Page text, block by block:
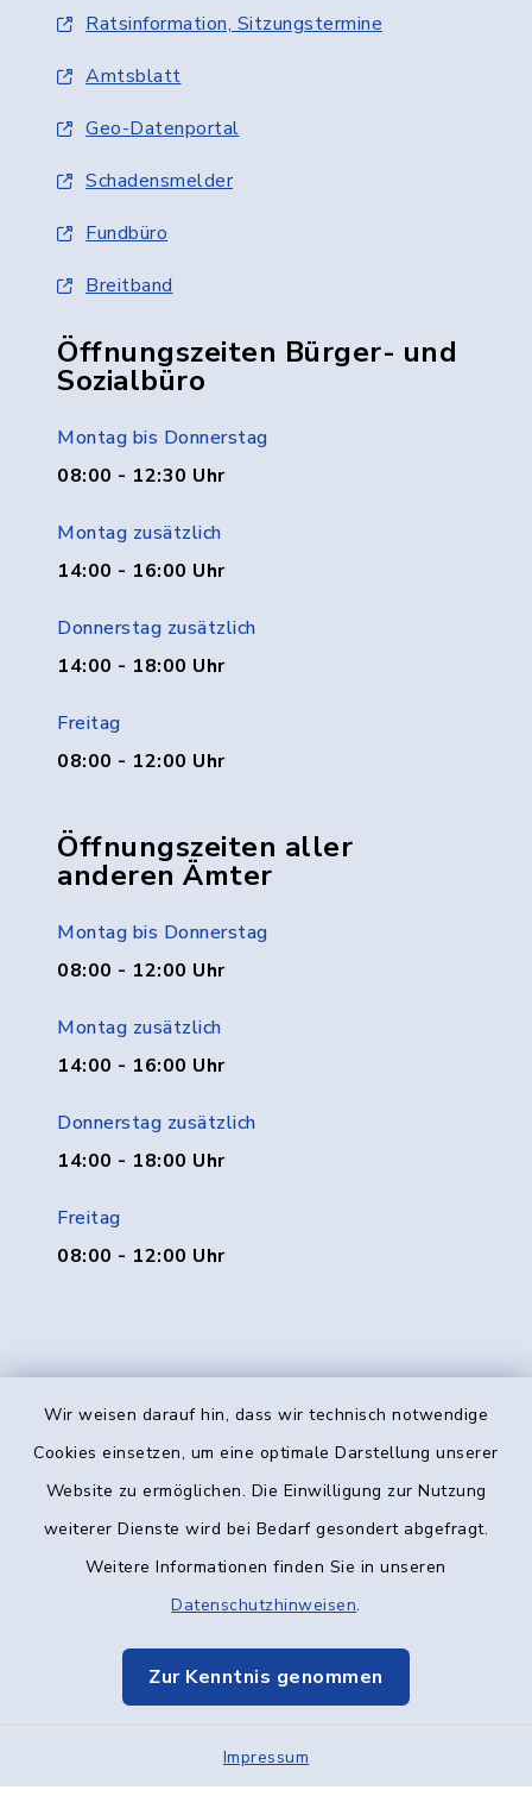
Wir weisen darauf hin, dass wir technisch notwendige
Cookies einsetzen, um eine optimale Darstellung unserer
Website zu ermöglichen. Die Einwilligung zur Nutzung
weiterer Dienste wird bei Bedarf gesondert abgefragt.
Weitere Informationen finden Sie in unseren
Datenschutzhinweisen.
Zur Kenntnis genommen
Impressum
Ratsinformation, Sitzungstermine
Amtsblatt
Geo-Datenportal
Schadensmelder
Fundbüro
Breitband
Öffnungszeiten Bürger- und
Sozialbüro
Montag bis Donnerstag
08:00 - 12:30 Uhr
Montag zusätzlich
14:00 - 16:00 Uhr
Donnerstag zusätzlich
14:00 - 18:00 Uhr
Freitag
08:00 - 12:00 Uhr
Öffnungszeiten aller
anderen Ämter
Montag bis Donnerstag
08:00 - 12:00 Uhr
Montag zusätzlich
14:00 - 16:00 Uhr
Donnerstag zusätzlich
14:00 - 18:00 Uhr
Freitag
08:00 - 12:00 Uhr
Kontakt
Datenschutz
Elektronische Kommunikation
Sitemap